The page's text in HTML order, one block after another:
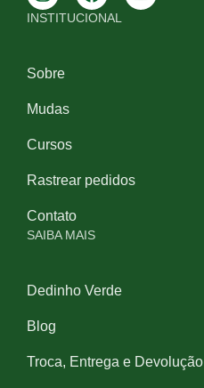
INSTITUCIONAL
Sobre
Mudas
Cursos
Rastrear pedidos
Contato
SAIBA MAIS
Dedinho Verde
Blog
Troca, Entrega e Devolução